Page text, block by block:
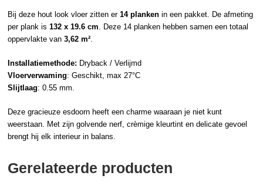
Bij deze hout look vloer zitten er14 planken in een pakket. De afmeting
per plank is132 x 19.6 cm . Deze 14 planken hebben samen een totaal
oppervlakte van3,62 m²
Installatiemethode: Dryback / Verlijmd
Vloerverwaming: Geschikt, max 27°C
Slijtlaag: 0.55 mm.
Deze gracieuze esdoorn heeft een charme waaraan je niet kunt
weerstaan. Met zijn golvende nerf, crèmige kleurtint en delicate gevoel
brengt hij elk interieur in balans.
Gerelateerde producten